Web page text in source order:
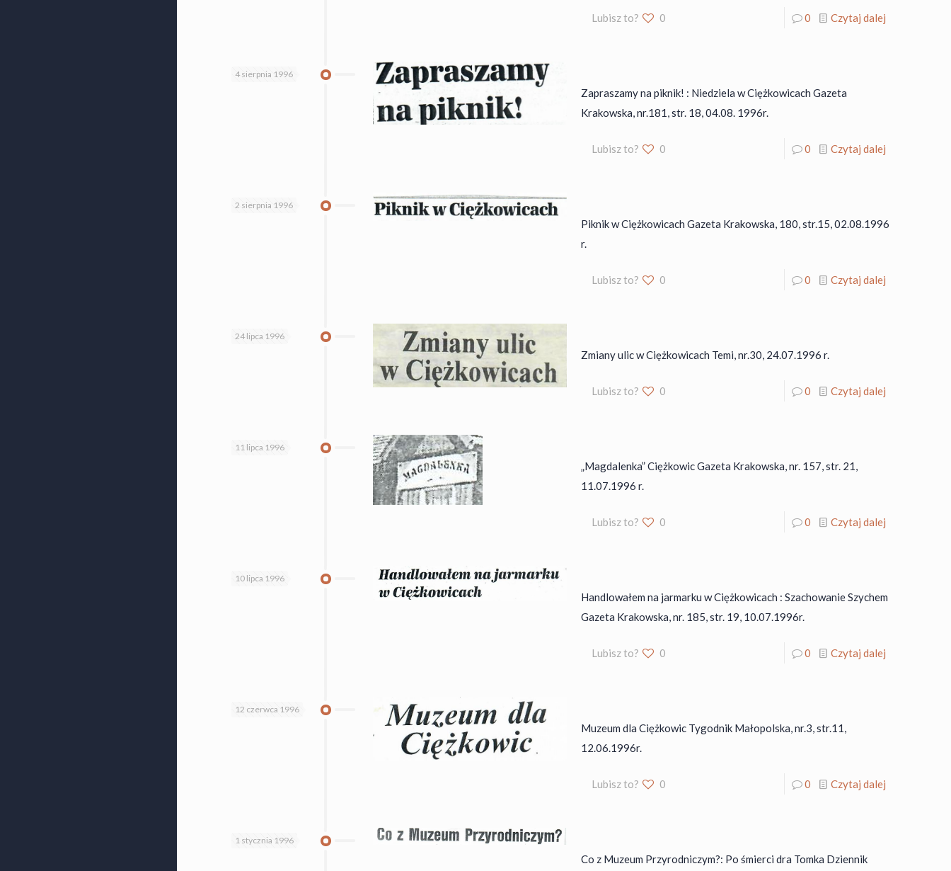
Lubisz to? 0 0 Czytaj dalej
4 sierpnia 1996
Zapraszamy na piknik! : Niedziela w Ciężkowicach Gazeta
Krakowska, nr.181, str. 18, 04.08. 1996r.
Lubisz to? 0 0 Czytaj dalej
2 sierpnia 1996
Piknik w Ciężkowicach Gazeta Krakowska, 180, str.15, 02.08.1996
r.
Lubisz to? 0 0 Czytaj dalej
24 lipca 1996
Zmiany ulic w Ciężkowicach Temi, nr.30, 24.07.1996 r.
Lubisz to? 0 0 Czytaj dalej
11 lipca 1996
„Magdalenka” Ciężkowic Gazeta Krakowska, nr. 157, str. 21,
11.07.1996 r.
Lubisz to? 0 0 Czytaj dalej
10 lipca 1996
Handlowałem na jarmarku w Ciężkowicach : Szachowanie Szychem
Gazeta Krakowska, nr. 185, str. 19, 10.07.1996r.
Lubisz to? 0 0 Czytaj dalej
12 czerwca 1996
Muzeum dla Ciężkowic Tygodnik Małopolska, nr.3, str.11,
12.06.1996r.
Lubisz to? 0 0 Czytaj dalej
1 stycznia 1996
Co z Muzeum Przyrodniczym?: Po śmierci dra Tomka Dziennik